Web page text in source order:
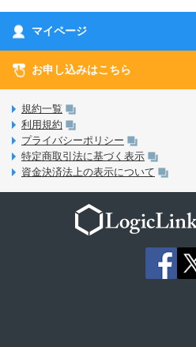
5G回線オプションについて
LINE年齢認証について
LinksStoreについて
MVNOのギモンを解消！
3Dセキュアについて
未成年者の方のご契約
通信制限について
動作確認済み端末一覧
SIMサービスについて
SIMロック解除ガイド
LinksMateのサービスについて
LPについて
おすすめプラン
お申し込み方法
刀剣乱舞-ONLINE- Pocket
あんさんぶるスターズ！！Music
マイページ
お申し込みはこちら
規約一覧
利用規約
プライバシーポリシー
特定商取引法に基づく表示
資金決済法上の表示について